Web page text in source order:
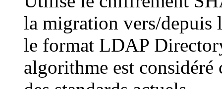
la migration vers/depuis
le format LDAP
algorithme est